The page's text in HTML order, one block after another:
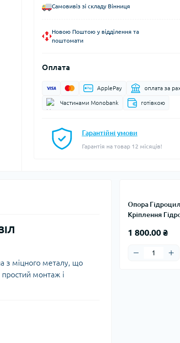
Самовивіз зі складу Вінниця
Новою Поштою у відділення та
поштомати
Оплата
ApplePay оплата за
Частинами Monobank готівкою
Гарантійні умови
Гарантія на товар 12 місяців!
Опора
Кріплення
1 800.00 ₴
з міцного металу, що
простий монтаж і